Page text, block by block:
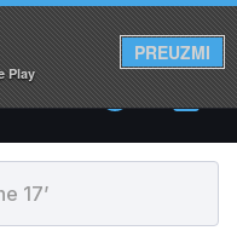
Play
PREUZMI
Slanje istog dana!
0